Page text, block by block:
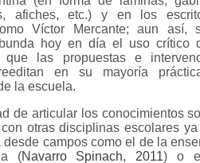
afiches, etc.) y en los
Víctor Mer­cante; aun así,
hoy en día el uso crítico
que las propuestas e
en su mayoría
la es­cuela.
de articular los conocimientos
otras dis­ciplinas escolares
desde campos como el de la
(Navarro Spinach, 2011) o